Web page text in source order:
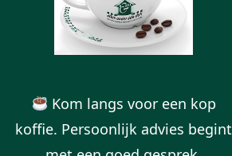
Deurningerstraat 224
7522 CL Enschede
Kom langs voor een kop
koffie. Persoonlijk advies begint